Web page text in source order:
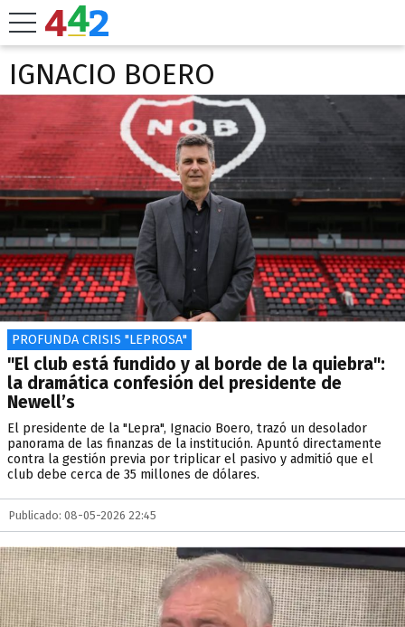
IGNACIO BOERO
PROFUNDA CRISIS "LEPROSA"
"El club está fundido y al borde de la quiebra":
la dramática confesión del presidente de
Newell’s
El presidente de la "Lepra", Ignacio Boero, trazó un desolador
panorama de las finanzas de la institución. Apuntó directamente
contra la gestión previa por triplicar el pasivo y admitió que el
club debe cerca de 35 millones de dólares.
Publicado: 08-05-2026 22:45